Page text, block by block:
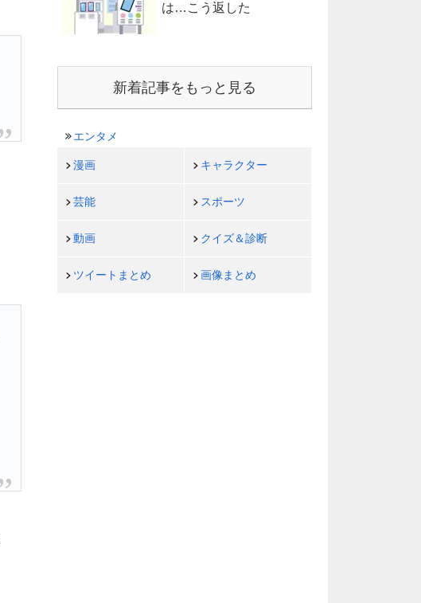
は…こう返した
新着記事をもっと見る
エンタメ
漫画 キャラクター
芸能 スポーツ
動画 クイズ＆診断
ツイートまとめ 画像まとめ